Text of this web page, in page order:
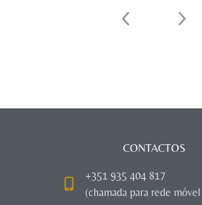
CONTACTOS
+351 935 404 817
(chamada para rede